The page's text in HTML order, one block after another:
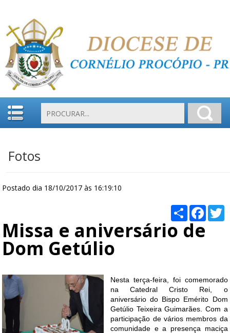
Fotos
Postado dia 18/10/2017 às 16:19:10
Missa e aniversário de
Dom Getúlio
Nesta terça-feira, foi comemorado
na Catedral Cristo Rei, o
aniversário do Bispo Emérito Dom
Getúlio Teixeira Guimarães. Com a
participação de vários membros da
comunidade e a presença maciça